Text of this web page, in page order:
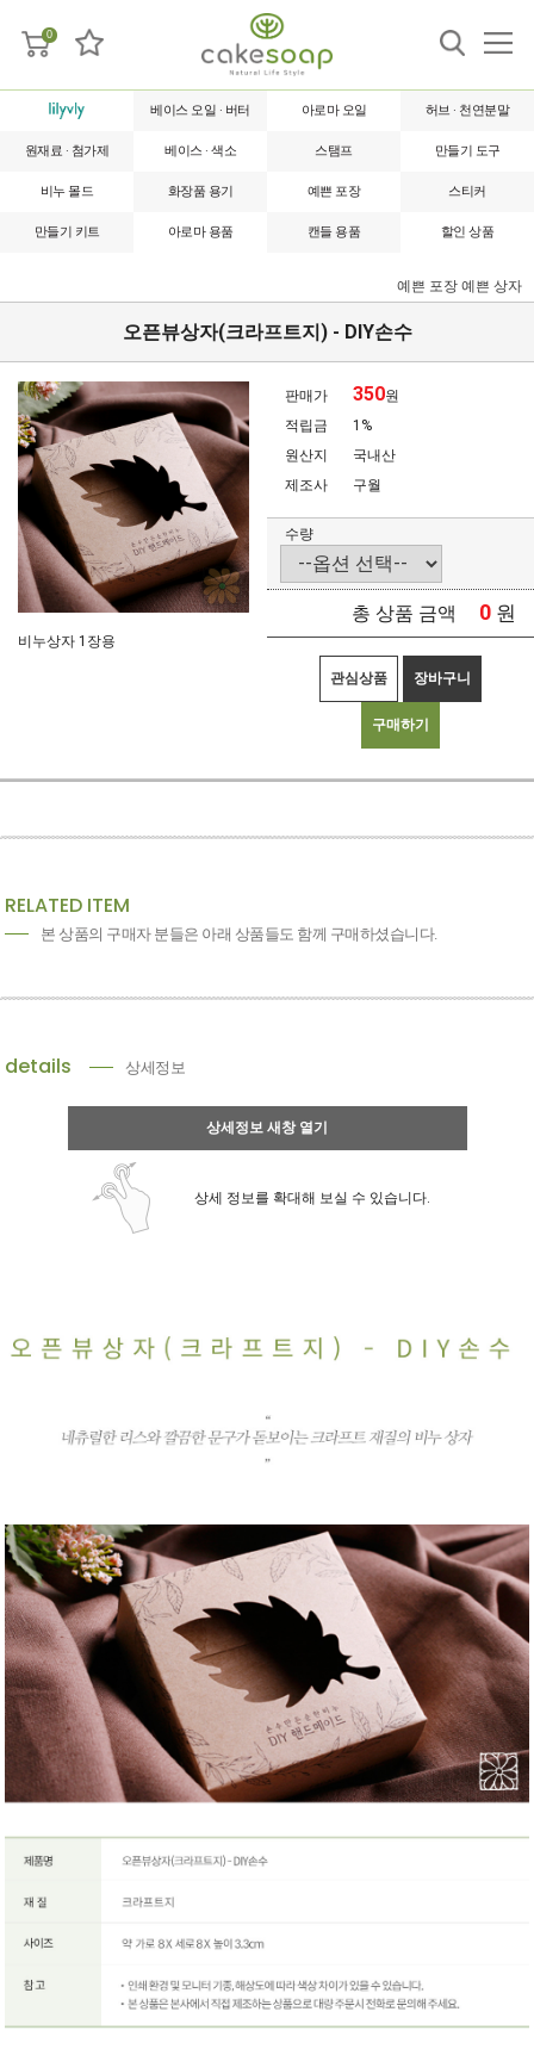
0
베이스 오일 · 버터 아로마 오일 허브 · 천연분말
원재료 · 첨가제 베이스 · 색소 스탬프 만들기 도구
비누 몰드 화장품 용기 예쁜 포장 스티커
만들기 키트 아로마 용품 캔들 용품 할인 상품
예쁜 포장 예쁜 상자
오픈뷰상자(크라프트지) - DIY손수
비누상자 1장용
판매가 350원
적립금
1%
원산지
국내산
제조사
구월
수량
총 상품 금액 0 원
관심상품 장바구니
구매하기
RELATED ITEM
본 상품의 구매자 분들은 아래 상품들도 함께 구매하셨습니다.
details 상세정보
상세정보 새창 열기
상세 정보를 확대해 보실 수 있습니다.